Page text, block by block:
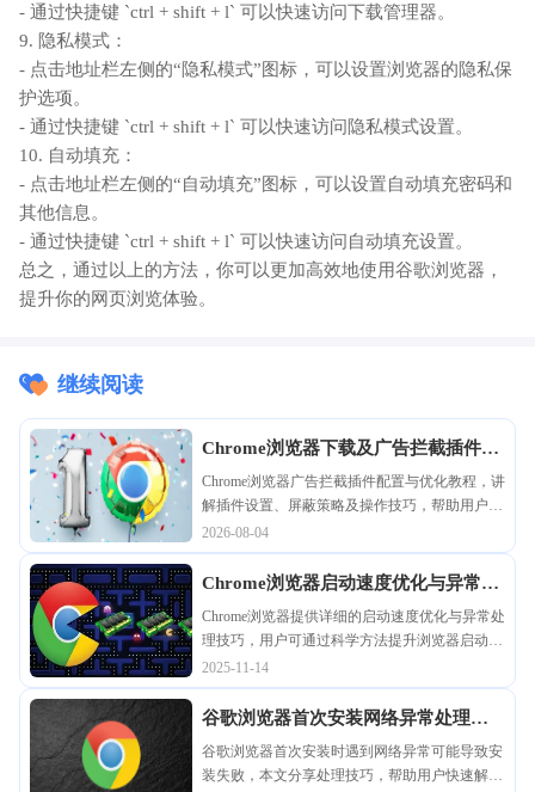
- 通过快捷键 `ctrl + shift + l` 可以快速访问下载管理器。
9. 隐私模式：
- 点击地址栏左侧的“隐私模式”图标，可以设置浏览器的隐私保
护选项。
- 通过快捷键 `ctrl + shift + l` 可以快速访问隐私模式设置。
10. 自动填充：
- 点击地址栏左侧的“自动填充”图标，可以设置自动填充密码和
其他信息。
- 通过快捷键 `ctrl + shift + l` 可以快速访问自动填充设置。
总之，通过以上的方法，你可以更加高效地使用谷歌浏览器，
提升你的网页浏览体验。
继续阅读
Chrome浏览器下载及广告拦截插件配
置与优化操作技巧
Chrome浏览器广告拦截插件配置与优化教程，讲
解插件设置、屏蔽策略及操作技巧，帮助用户有
效屏蔽广告，实现安全流畅的网页浏览体验。
2026-08-04
Chrome浏览器启动速度优化与异常处
理技巧
Chrome浏览器提供详细的启动速度优化与异常处
理技巧，用户可通过科学方法提升浏览器启动效
率，同时快速诊断和解决启动异常问题，确保浏
览器在各种环境下都能稳定高效运行，实现流畅
的上网体验。
2025-11-14
谷歌浏览器首次安装网络异常处理技
巧
谷歌浏览器首次安装时遇到网络异常可能导致安
装失败，本文分享处理技巧，帮助用户快速解决